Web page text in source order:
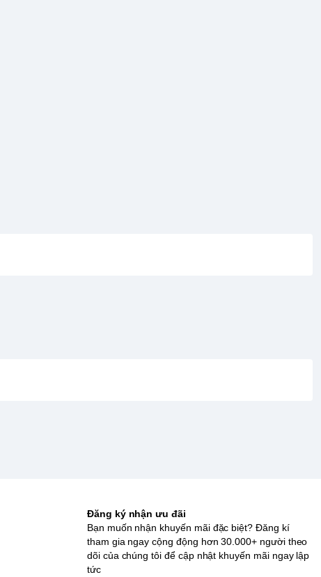
Đăng ký nhận ưu đãi
Bạn muốn nhận khuyến mãi đặc biệt? Đăng kí
tham gia ngay cộng động hơn 30.000+ người theo
dõi của chúng tôi để cập nhật khuyến mãi ngay lập
tức